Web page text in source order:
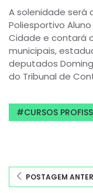
A solenidade será
Poliesportivo
Cidade e contará
municipais,
deputados
do Tribunal de
CURSOS
POSTAGEM